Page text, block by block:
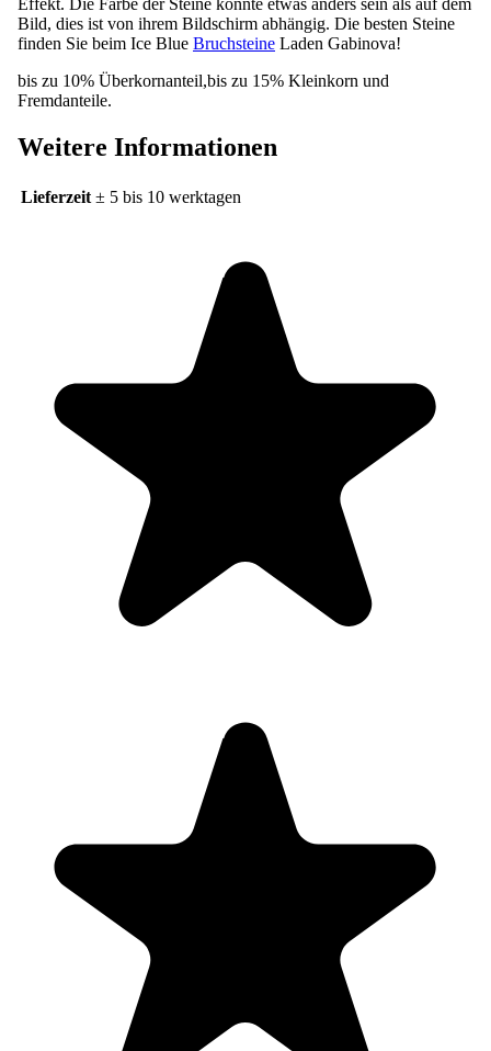
finden Sie beim Ice BlueBruchsteineLaden Gabinova!
bis zu 10% Überkornanteil,bis zu 15% Kleinkorn und
Fremdanteile.